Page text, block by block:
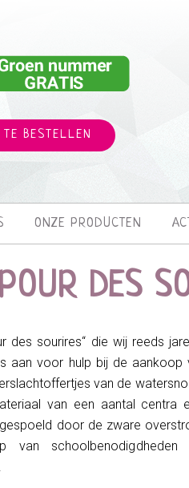
BESTELLEN
ONZE PRODUCTEN
DES
des sourires“ die wij reeds
aan voor hulp bij de aankoop
van de
van een aantal centra
door de zware
van